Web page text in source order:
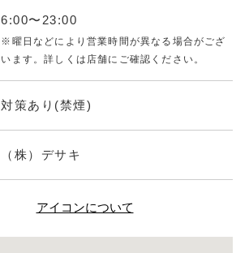
6:00〜23:00
※曜日などにより営業時間が異なる場合がござ
います。詳しくは店舗にご確認ください。
対策あり(禁煙)
（株）デサキ
アイコンについて